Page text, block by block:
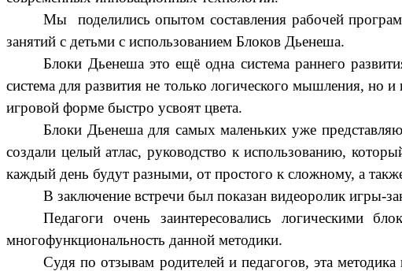
Мы поделились опытом составления рабочей
занятий с детьми с использованием Блоков Дьенеша.
Блоки Дьенеша это ещё одна система раннего
система для развития не только логического мышления,
игровой форме быстро усвоят цвета.
Блоки Дьенеша для самых маленьких уже
создали целый атлас, руководство к использованию,
каждый день будут разными, от простого к сложному, а
В заключение встречи был показан видеоролик игры-
Педагоги очень заинтересовались логическими
многофункциональность данной методики.
Судя по отзывам родителей и педагогов, эта